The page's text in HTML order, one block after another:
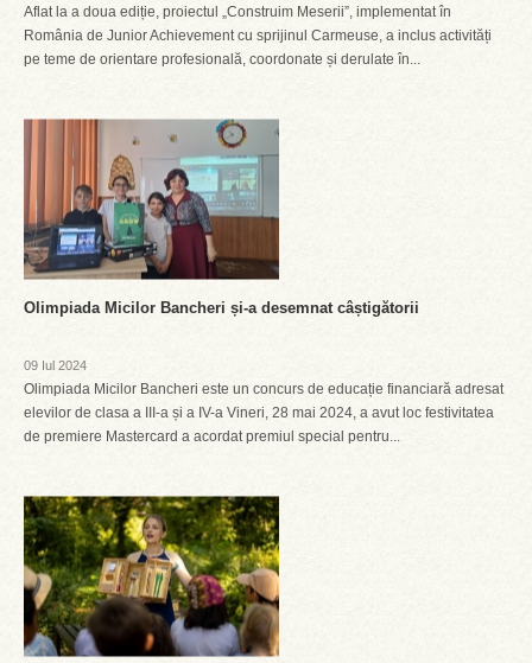
Aflat la a doua ediție, proiectul „Construim Meserii”, implementat în
România de Junior Achievement cu sprijinul Carmeuse, a inclus activități
pe teme de orientare profesională, coordonate și derulate în...
Olimpiada Micilor Bancheri și-a desemnat câștigătorii
09 Iul 2024
Olimpiada Micilor Bancheri este un concurs de educație financiară adresat
elevilor de clasa a III-a și a IV-a Vineri, 28 mai 2024, a avut loc festivitatea
de premiere Mastercard a acordat premiul special pentru...